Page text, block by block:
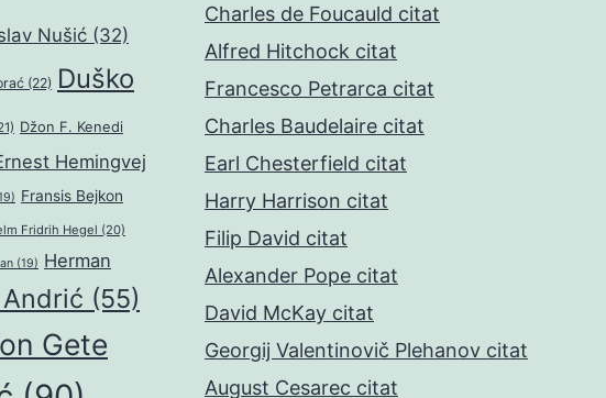
Nušić (32)
(22) Duško
Džon F. Kenedi
Hemingvej
Fransis Bejkon
Fridrih Hegel (20)
(19) Herman
(55)
Gete
Charles de Foucauld citat
Alfred Hitchock citat
Francesco Petrarca citat
Charles Baudelaire citat
Earl Chesterfield citat
Harry Harrison citat
Filip David citat
Alexander Pope citat
David McKay citat
Georgij Valentinovič Plehanov citat
August Cesarec citat